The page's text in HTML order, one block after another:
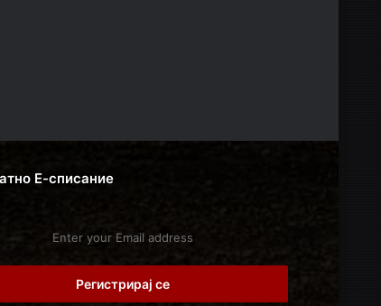
Е-списание